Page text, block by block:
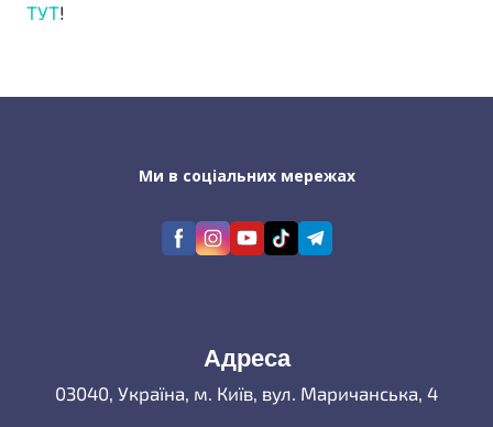
ТУТ!
Ми в соціальних мережах
Адреса
03040, Україна, м. Київ, вул. Маричанська, 4